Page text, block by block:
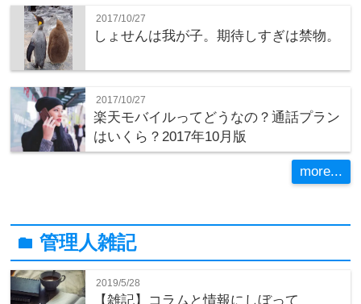
2017/10/27
しょせんは我が子。期待しすぎは禁物。
2017/10/27
楽天モバイルってどうなの？通話プラン
はいくら？2017年10月版
more...
folder管理人雑記
2019/5/28
【雑記】コラムと情報にしぼって